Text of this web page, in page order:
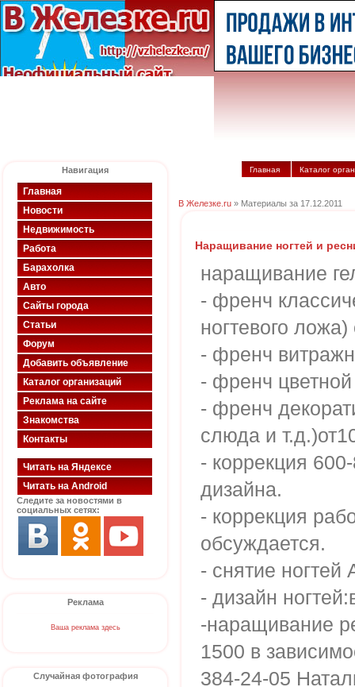
Навигация
Главная
Новости
Недвижимость
Работа
Барахолка
Авто
Сайты города
Статьи
Форум
Добавить объявление
Каталог организаций
Реклама на сайте
Знакомства
Контакты
Читать на Яндексе
Читать на Android
Следите за новостями в
социальных сетях:
Реклама
Ваша реклама здесь
Случайная фотография
Главная Каталог
В Железке.ru » Материалы за 17.12.2011
Наращивание ногтей и
наращивание
- френч
ногтевого
- френч
- френч
- френч
слюда и
- коррекция
дизайна.
- коррекция
обсуждается.
- снятие ногтей
- дизайн
-наращивание
1500 в
384-24-05